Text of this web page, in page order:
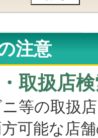
注意
・取扱店
等の取扱
可能な店